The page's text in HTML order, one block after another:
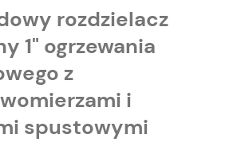
rozdzielacz
1" ogrzewania
z
i
spustowymi